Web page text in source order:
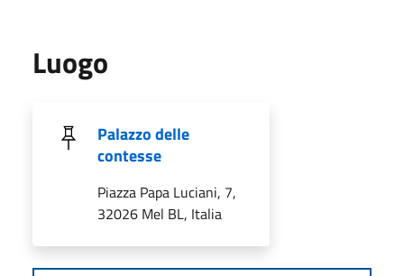
Luogo
Palazzo delle
contesse
Piazza Papa Luciani, 7,
32026 Mel BL, Italia